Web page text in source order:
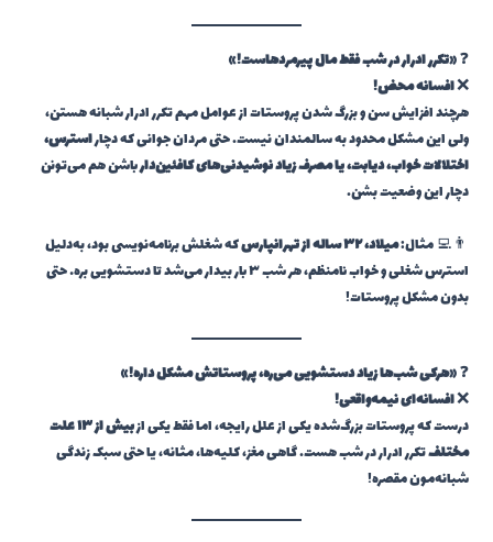
❓«تکرر ادرار در شب فقط مال پیرمردهاست!»
❌افسانه محض!
هرچند افزایش سن و بزرگ شدن پروستات از عوامل مهم تکرر ادرار شبانه هستن،
ولی این مشکل محدود به سالمندان نیست. حتی مردان جوانی که دچاراسترس،
اختلالات خواب، دیابت، یا مصرف زیاد نوشیدنی‌های کافئین‌دارباشن هم می‌تونن
دچار این وضعیت بشن.
👨‍💻 مثال:میلاد، ۳۲ ساله از تهرانپارس
که شغلش برنامه‌نویسی بود، به‌دلیل
استرس شغلی و خواب نامنظم، هر شب ۳ بار بیدار می‌شد تا دستشویی بره… حتی
بدون مشکل پروستات!
❓«هرکی شب‌ها زیاد دستشویی می‌ره، پروستاتش مشکل داره!»
❌افسانه‌ای نیمه‌واقعی!
درست که پروستات بزرگ‌شده یکی از علل رایجه، اما فقط یکی از
بیش از ۱۳ علت
مختلفتکرر ادرار در شب هست. گاهی مغز، کلیه‌ها، مثانه، یا حتی سبک زندگی
شبانه‌مون مقصره!